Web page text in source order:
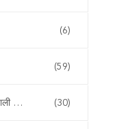
(6)
(59)
लॉन की घास काटने वाली मशीन (30)